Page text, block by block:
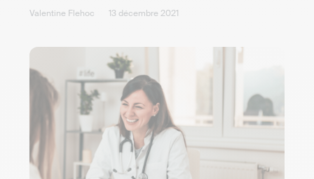
Valentine Flehoc 13 décembre 2021